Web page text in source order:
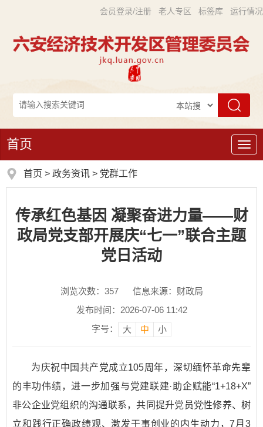
会员登录/注册 老人专区 标签库 运行情况
导
航
首页
首页 > 政务资讯 > 党群工作
传承红色基因 凝聚奋进力量——财
政局党支部开展庆“七一”联合主题
党日活动
浏览次数： 357
信息来源：财政局
发布时间：2026-07-06 11:42
字号：
大 中 小
为庆祝中国共产党成立105周年，深切缅怀革命先辈
的丰功伟绩，进一步加强与党建联建·助企赋能“1+18+X”
非公企业党组织的沟通联系，共同提升党员党性修养、树
立和践行正确政绩观、激发干事创业的内生动力，7月3